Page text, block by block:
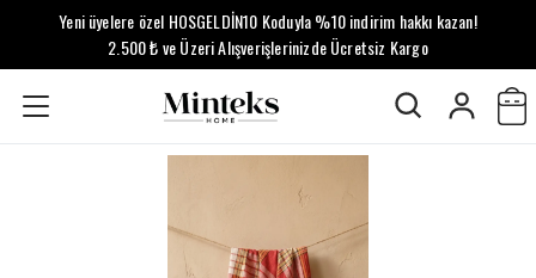
Yeni üyelere özel HOSGELDİN10 Koduyla %10 indirim hakkı kazan!
2.500 ₺ ve Üzeri Alışverişlerinizde Ücretsiz Kargo